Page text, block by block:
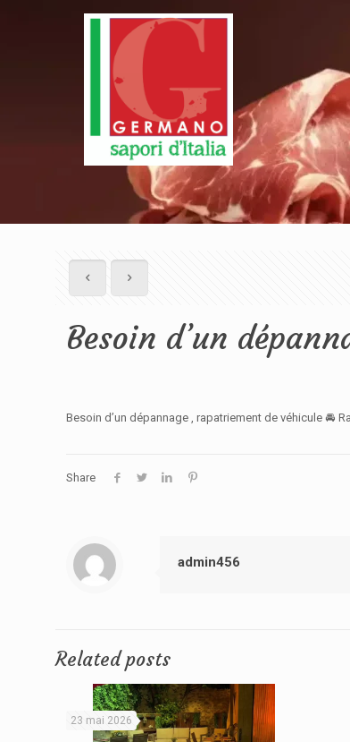
Besoin d’un
Besoin d’un dépannage , rapatriement de véhicule 🚘
Share
admin456
Related posts
23 mai 2026